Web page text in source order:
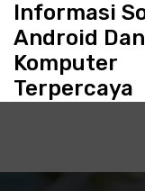
Informasi
Android Dan
Komputer
Terpercaya